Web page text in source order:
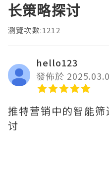
长策略探讨
瀏覽次數:1212
hello123
發佈於
推特营销中的智能
讨